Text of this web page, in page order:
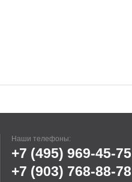
Наши телефоны:
+7 (495) 969-45-75
+7 (903) 768-88-78